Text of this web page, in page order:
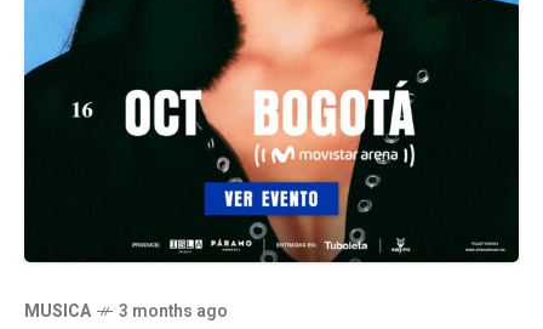
MUSICA 3 months ago